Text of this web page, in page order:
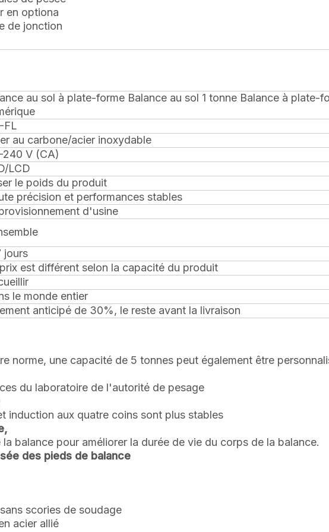
en optiona
de jonction
au sol à plate-forme Balance au sol 1 tonne Balance à plate-
FL
au carbone/acier inoxydable
240 V (CA)
LCD
le poids du produit
précision et performances stables
d'usine
jours
est différent selon la capacité du produit
le monde entier
anticipé de 30%, le reste avant la livraison
norme, une capacité de 5 tonnes peut également être
du laboratoire de l'autorité de pesage
induction aux quatre coins sont plus stables
balance pour améliorer la durée de vie du corps de la balance.
des pieds de balance
scories de soudage
acier allié